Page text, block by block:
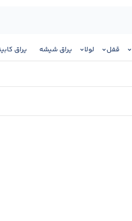
قفل لولا یراق شیشه یراق